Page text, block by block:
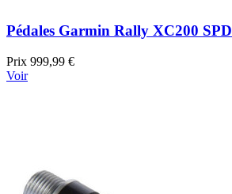
Pédales Garmin Rally XC200 SPD
Prix 999,99 €
Voir